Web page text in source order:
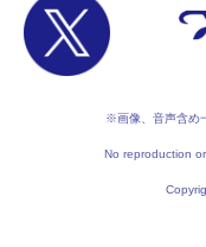
※画像、音声含め
No reproduction